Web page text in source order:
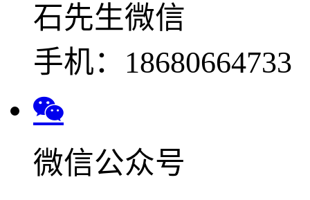
石先生微信
手机：18680664733
微信公众号